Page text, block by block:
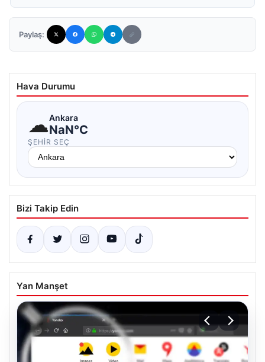
Paylaş:
Hava Durumu
☁Ankara
NaN°C
ŞEHIR SEÇ
Bizi Takip Edin
Yan Manşet